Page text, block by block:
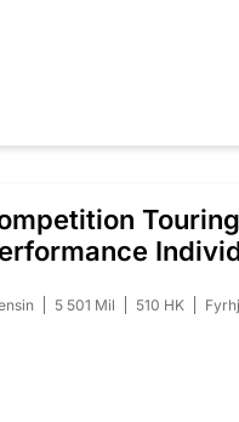
Touring
5 501 Mil 510 HK